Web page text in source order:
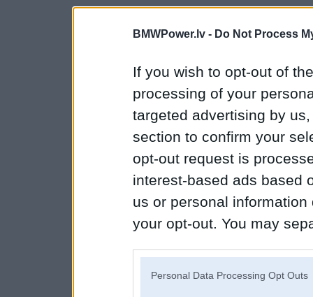
BMWPower.lv - Do Not Process
If you wish to opt-out of
processing of your
targeted advertising by
section to confirm your
opt-out request is
interest-based ads based
us or personal
your opt-out. You may
Personal Data Processing Opt Outs